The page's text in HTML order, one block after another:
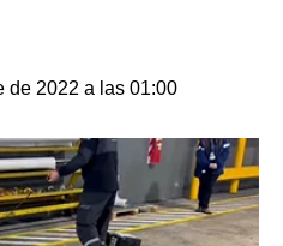
de 2022 a las 01:00